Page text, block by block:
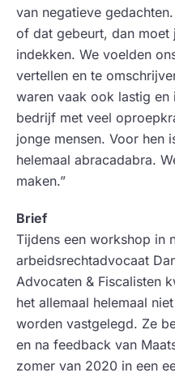
van negatieve
of dat gebeurt, dan moet
indekken. We voelden
vertellen en te
waren vaak ook lastig
bedrijf met veel
jonge mensen. Voor hen
helemaal abracadabra.
maken.”
Brief
Tijdens een workshop in
arbeidsrechtadvocaat
Advocaten & Fiscalisten
het allemaal helemaal
worden vastgelegd. Ze
en na feedback van
zomer van 2020 in een